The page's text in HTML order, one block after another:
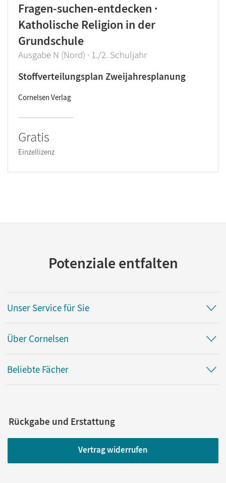
Fragen-suchen-entdecken ·
Katholische Religion in der
Grundschule
Ausgabe N (Nord) · 1./2. Schuljahr
Stoffverteilungsplan Zweijahresplanung
Cornelsen Verlag
Gratis
Einzellizenz
Potenziale entfalten
Unser Service für Sie
Über Cornelsen
Beliebte Fächer
Rückgabe und Erstattung
Vertrag widerrufen